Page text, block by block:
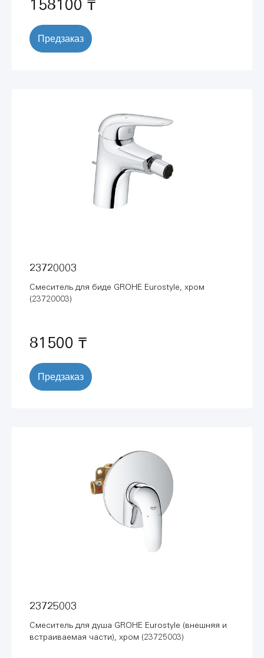
158100 ₸
Предзаказ
23720003
Смеситель для биде GROHE Eurostyle, хром
(23720003)
81500 ₸
Предзаказ
23725003
Смеситель для душа GROHE Eurostyle (внешняя и
встраиваемая части), хром (23725003)